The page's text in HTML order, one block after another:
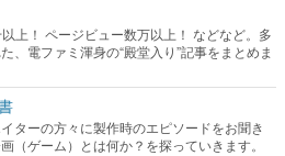
上！ ページビュー数万以上！ などなど。多
、電ファミ渾身の“殿堂入り”記事をまとめま
ターの方々に製作時のエピソードをお聞き
（ゲーム）とは何か？を探っていきます。